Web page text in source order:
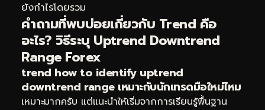
ยังกำไรโดยรวม
คำถามที่พบบ่อยเกี่ยวกับ Trend คือ
อะไร? วิธีระบุ Uptrend Downtrend
Range Forex
trend how to identify uptrend
downtrend range เหมาะกับนักเทรดมือใหม่ไหม
เหมาะมากครับ แต่แนะนำให้เริ่มจากการเรียนรู้พื้นฐาน